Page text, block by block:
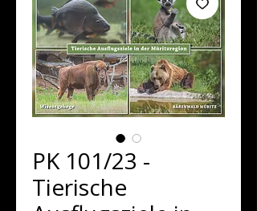
PK 101/23 -
Tierische